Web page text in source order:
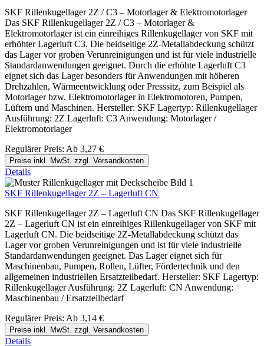
SKF Rillenkugellager 2Z / C3 – Motorlager & Elektromotorlager
Das SKF Rillenkugellager 2Z / C3 – Motorlager &
Elektromotorlager ist ein einreihiges Rillenkugellager von SKF mit
erhöhter Lagerluft C3. Die beidseitige 2Z-Metallabdeckung schützt
das Lager vor groben Verunreinigungen und ist für viele industrielle
Standardanwendungen geeignet. Durch die erhöhte Lagerluft C3
eignet sich das Lager besonders für Anwendungen mit höheren
Drehzahlen, Wärmeentwicklung oder Presssitz, zum Beispiel als
Motorlager bzw. Elektromotorlager in Elektromotoren, Pumpen,
Lüftern und Maschinen. Hersteller: SKF Lagertyp: Rillenkugellager
Ausführung: 2Z Lagerluft: C3 Anwendung: Motorlager /
Elektromotorlager
Regulärer Preis: Ab 3,27 €
Preise inkl. MwSt. zzgl. Versandkosten
Details
SKF Rillenkugellager 2Z – Lagerluft CN
SKF Rillenkugellager 2Z – Lagerluft CN Das SKF Rillenkugellager
2Z – Lagerluft CN ist ein einreihiges Rillenkugellager von SKF mit
Lagerluft CN. Die beidseitige 2Z-Metallabdeckung schützt das
Lager vor groben Verunreinigungen und ist für viele industrielle
Standardanwendungen geeignet. Das Lager eignet sich für
Maschinenbau, Pumpen, Rollen, Lüfter, Fördertechnik und den
allgemeinen industriellen Ersatzteilbedarf. Hersteller: SKF Lagertyp:
Rillenkugellager Ausführung: 2Z Lagerluft: CN Anwendung:
Maschinenbau / Ersatzteilbedarf
Regulärer Preis: Ab 3,14 €
Preise inkl. MwSt. zzgl. Versandkosten
Details